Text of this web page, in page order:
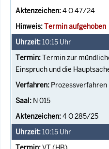
4 O 47/24
Termin aufgehoben
10:15 Uhr
Termin zur
Einspruch und die
Prozessverfahren
N 015
4 O 285/25
10:15 Uhr